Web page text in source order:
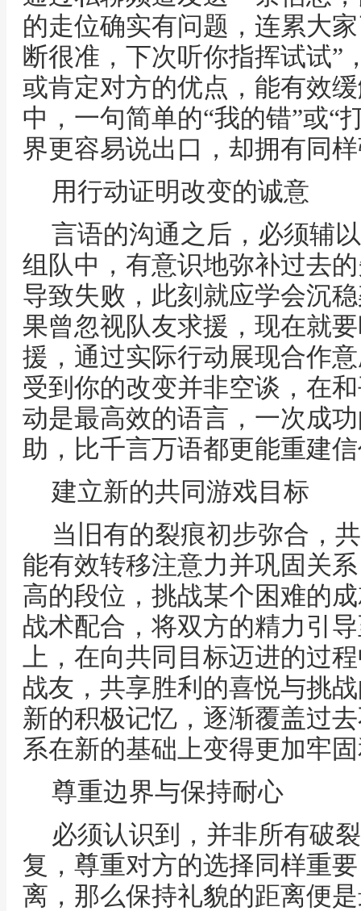
的走位确实有问题，连累大
断很准，下次听你指挥试试”
或肯定对方的优点，能有效
中，一句简单的“我的错”或“
界更容易说出口，却拥有同
用行动证明改变的诚意
言语的沟通之后，必须辅
组队中，有意识地弥补过去
导致失败，此刻就应学会沉
果曾忽视队友求援，现在就
援，通过实际行动展现合作
受到你的改变并非空谈，在
动是最高效的语言，一次成
助，比千言万语都更能重建
建立新的共同游戏目标
当旧有的裂痕初步弥合，
能有效转移注意力并巩固关
高的段位，挑战某个困难的
战术配合，将双方的精力引
上，在向共同目标迈进的过
战友，共享胜利的喜悦与挑
新的积极记忆，逐渐覆盖过
系在新的基础上变得更加牢
尊重边界与保持耐心
必须认识到，并非所有破
复，尊重对方的选择同样重
离，那么保持礼貌的距离便